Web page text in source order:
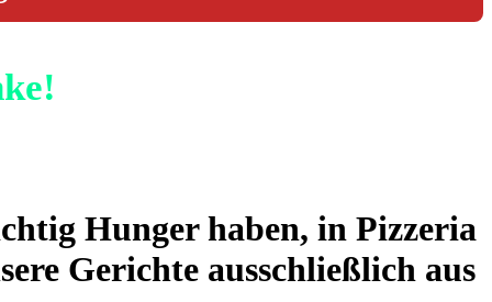
Hunger haben, in Pizzeria
Gerichte ausschließlich aus